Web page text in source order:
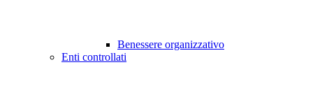
Benessere organizzativo
Enti controllati